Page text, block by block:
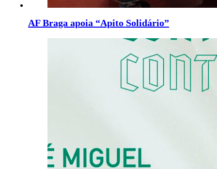
AF Braga apoia “Apito Solidário”